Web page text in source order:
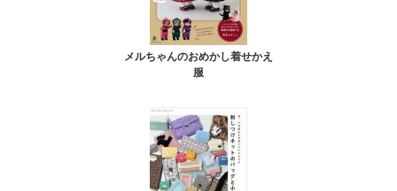
メルちゃんのおめかし着せかえ
服